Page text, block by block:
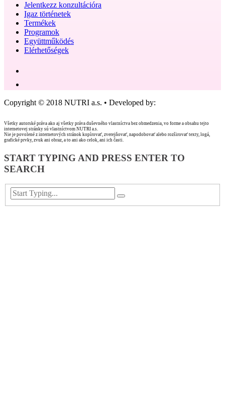
Jelentkezz konzultációra
Igaz történetek
Termékek
Programok
Együttműködés
Elérhetőségek
Copyright © 2018 NUTRI a.s. • Developed by:
Všetky autorské práva ako aj všetky práva duševného vlastníctva bez obmedzenia, vo forme a obsahu tejto
internetovej stránky sú vlastníctvom NUTRI a.s.
Nie je povolené z internetových stránok kopírovať, zverejňovať, napodobovať alebo rozširovať texty, logá,
grafické prvky, zvuk ani obraz, a to ani ako celok, ani ich časti.
START TYPING AND PRESS ENTER TO
SEARCH